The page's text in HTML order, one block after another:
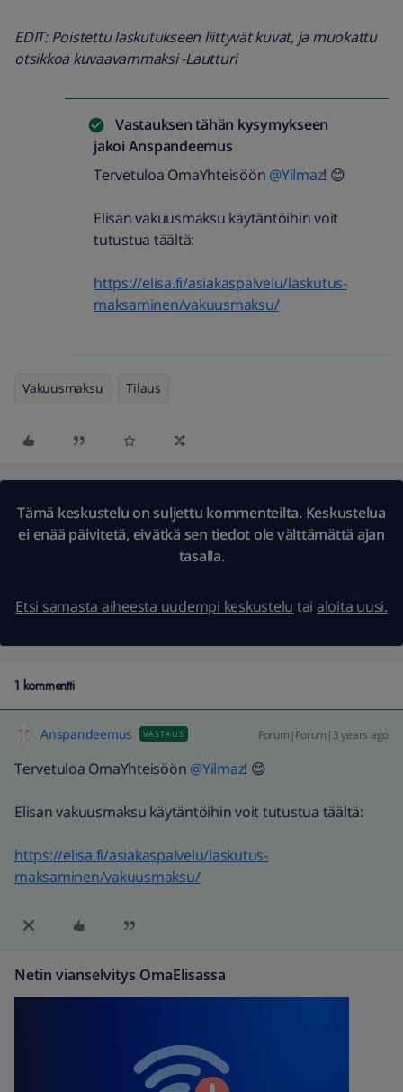
EDIT: Poistettu laskutukseen liittyvät kuvat, ja muokattu
otsikkoa kuvaavammaksi -Lautturi
Vastauksen tähän kysymykseen
jakoi Anspandeemus
Tervetuloa OmaYhteisöön @Yilmaz! 😊
Elisan vakuusmaksu käytäntöihin voit
tutustua täältä:
https://elisa.fi/asiakaspalvelu/laskutus-
maksaminen/vakuusmaksu/
Vakuusmaksu Tilaus
Tämä keskustelu on suljettu kommenteilta. Keskustelua
ei enää päivitetä, eivätkä sen tiedot ole välttämättä ajan
tasalla.
Etsi samasta aiheesta uudempi keskustelu tai aloita uusi.
1 kommentti
Anspandeemus VASTAUS Forum|Forum|3 years ago
Tervetuloa OmaYhteisöön @Yilmaz! 😊
Elisan vakuusmaksu käytäntöihin voit tutustua täältä:
https://elisa.fi/asiakaspalvelu/laskutus-
maksaminen/vakuusmaksu/
Netin vianselvitys OmaElisassa